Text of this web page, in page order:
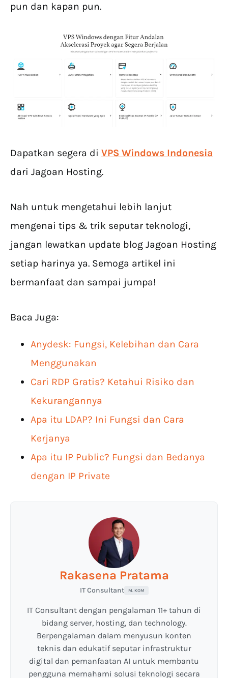
pun dan kapan pun.
Dapatkan segera di VPS Windows Indonesia
dari Jagoan Hosting.
Nah untuk mengetahui lebih lanjut
mengenai tips & trik seputar teknologi,
jangan lewatkan update blog Jagoan Hosting
setiap harinya ya. Semoga artikel ini
bermanfaat dan sampai jumpa!
Baca Juga:
Anydesk: Fungsi, Kelebihan dan Cara
Menggunakan
Cari RDP Gratis? Ketahui Risiko dan
Kekurangannya
Apa itu LDAP? Ini Fungsi dan Cara
Kerjanya
Apa itu IP Public? Fungsi dan Bedanya
dengan IP Private
Rakasena Pratama
IT Consultant M. KOM
IT Consultant dengan pengalaman 11+ tahun di
bidang server, hosting, dan technology.
Berpengalaman dalam menyusun konten
teknis dan edukatif seputar infrastruktur
digital dan pemanfaatan AI untuk membantu
pengguna memahami solusi teknologi secara